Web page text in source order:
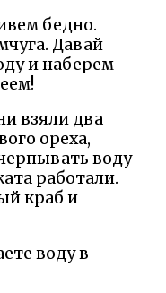
бедно.
Давай
и наберем
взяли два
ореха,
воду
работали.
краб и
воду в